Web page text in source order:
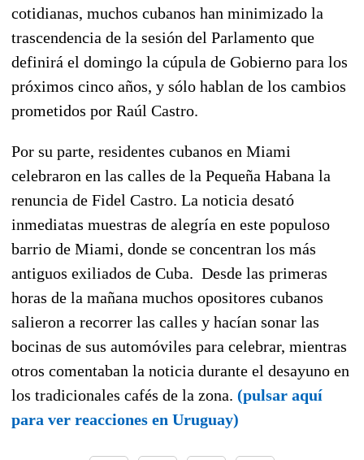
cotidianas, muchos cubanos han minimizado la
trascendencia de la sesión del Parlamento que
definirá el domingo la cúpula de Gobierno para los
próximos cinco años, y sólo hablan de los cambios
prometidos por Raúl Castro.
Por su parte, residentes cubanos en Miami
celebraron en las calles de la Pequeña Habana la
renuncia de Fidel Castro. La noticia desató
inmediatas muestras de alegría en este populoso
barrio de Miami, donde se concentran los más
antiguos exiliados de Cuba. Desde las primeras
horas de la mañana muchos opositores cubanos
salieron a recorrer las calles y hacían sonar las
bocinas de sus automóviles para celebrar, mientras
otros comentaban la noticia durante el desayuno en
los tradicionales cafés de la zona. (pulsar aquí
para ver reacciones en Uruguay)